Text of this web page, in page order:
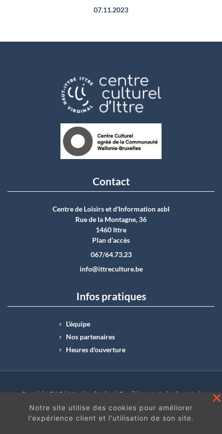
07.11.2023
Contact
Centre de Loisirs et d'Information asbI
Rue de la Montagne, 36
1460 Ittre
Plan d’accès
067/64.73.23
info@ittreculture.be
Infos pratiques
L’équipe
Nos partenaires
Heures d'ouverture
Copyright CLI © | Mentions légales | Conditions générales de vente |
N°Entreprise : BE0414.742.009 |
BE50 0012 6285 4518
Notre site utilise des cookies pour améliorer
l'expérience client et l'utilisation de son site.